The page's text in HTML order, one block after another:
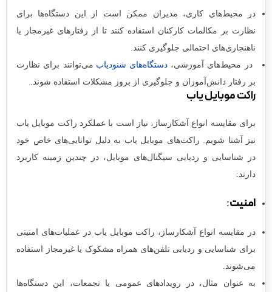
در محیط‌های کاری، مدیران ممکن است از این دستگاه‌ها برای
نظارت بر مکالمات کارکنان استفاده کنند تا از رفتارهای غیرمجاز یا
ناهنجاری‌های احتمالی جلوگیری کنند.
در محیط‌های آموزشی،دستگاه‌های شنودیاب می‌توانند برای نظارت
بر رفتار دانش‌آموزان و جلوگیری از بروز مشکلات استفاده شوند.
راکت موبایل یاب
برای مقایسه انواع آشکارساز، نیاز است با عملکرد راکت موبایل یاب
نیز آشنا شویم. راکت‌های موبایل یاب به دلیل توانایی‌های خاص خود
در شناسایی و ردیابی سیگنال‌های موبایل، در چندین زمینه کاربرد
دارند:
امنیت:
در مقایسه‌ انواع آشکارساز، راکت موبایل یاب در عملیات‌های امنیتی
برای شناسایی و ردیابی تلفن‌های همراه مشکوک یا غیرمجاز استفاده
می‌شوند.
به عنوان مثال، در رویدادهای عمومی یا تجمعات، این دستگاه‌ها